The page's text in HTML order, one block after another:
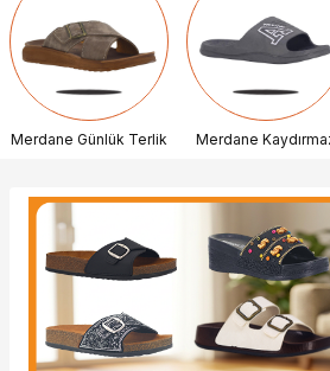
Merdane Günlük Terlik Merdane